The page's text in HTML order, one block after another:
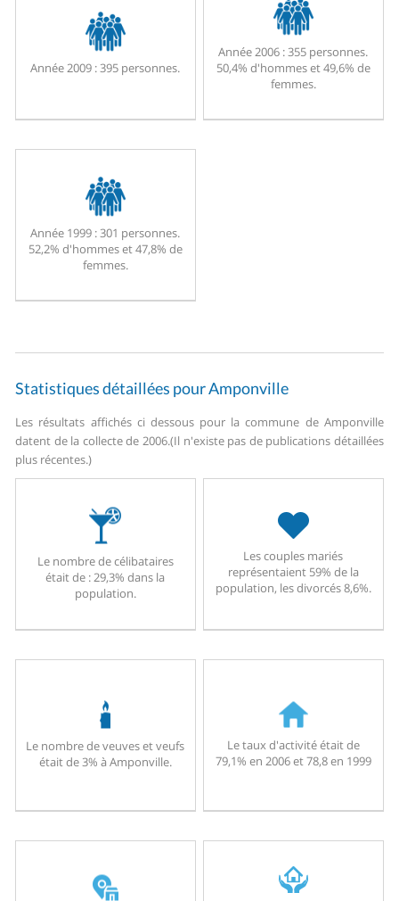
Année 2009 :395 personnes.
Année 2006 :355 personnes.
50,4% d'hommes et 49,6% de
femmes.
Année 1999 :301 personnes.
52,2% d'hommes et 47,8% de
femmes.
Statistiques détaillées pour Amponville
Les résultats affichés ci dessous pour la commune de Amponville
datent de la collecte de 2006.(Il n'existe pas de publications détaillées
plus récentes.)
Le nombre de célibataires
était de : 29,3% dans la
population.
Les couples mariés
représentaient 59% de la
population, les divorcés 8,6%.
Le nombre de veuves et veufs
était de 3% à Amponville.
Le taux d'activité était de
79,1% en 2006 et 78,8 en 1999